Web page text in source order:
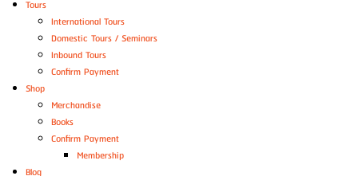
Tours
International Tours
Domestic Tours / Seminars
Inbound Tours
Confirm Payment
Shop
Merchandise
Books
Confirm Payment
Membership
Blog